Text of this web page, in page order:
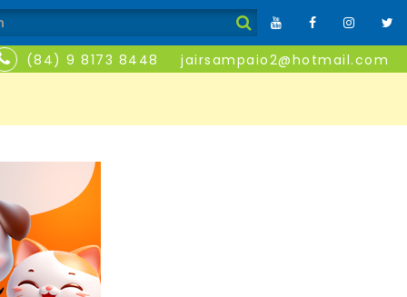
(84) 9 8173 8448 jairsampaio2@hotmail.com